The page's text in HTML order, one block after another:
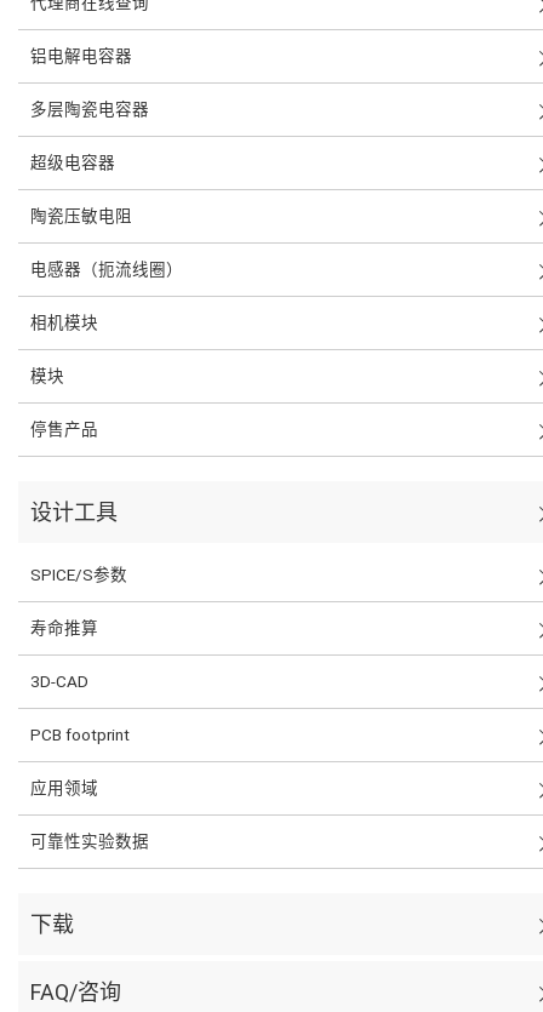
铝电解电容器
多层陶瓷电容器
超级电容器
陶瓷压敏电阻
电感器（扼流线圈）
相机模块
模块
停售产品
设计工具
SPICE/S参数
寿命推算
3D-CAD
PCB footprint
应用领域
可靠性实验数据
下载
FAQ/咨询